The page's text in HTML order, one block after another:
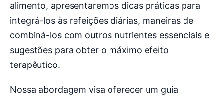
alimento, apresentaremos dicas práticas para
integrá-los às refeições diárias, maneiras de
combiná-los com outros nutrientes essenciais e
sugestões para obter o máximo efeito
terapêutico.
Nossa abordagem visa oferecer um guia